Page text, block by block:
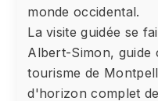
monde occidental.
La visite guidée se
Albert-Simon, guide
tourisme de
d'horizon complet